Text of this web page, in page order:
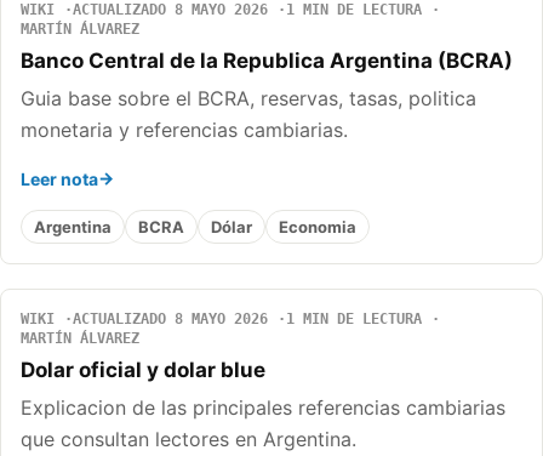
WIKI ACTUALIZADO 8 MAYO 2026
1 MIN DE LECTURA
MARTÍN ÁLVAREZ
Banco Central de la Republica Argentina (BCRA)
Guia base sobre el BCRA, reservas, tasas, politica
monetaria y referencias cambiarias.
Leer nota
Argentina BCRA Dólar Economia
WIKI ACTUALIZADO 8 MAYO 2026
1 MIN DE LECTURA
MARTÍN ÁLVAREZ
Dolar oficial y dolar blue
Explicacion de las principales referencias cambiarias
que consultan lectores en Argentina.